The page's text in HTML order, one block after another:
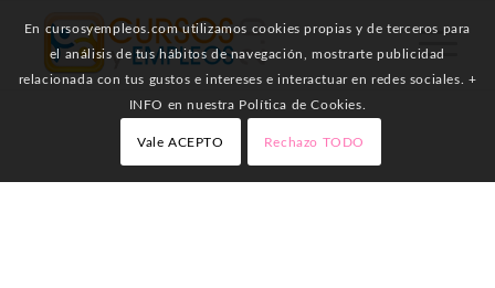
En cursosyempleos.com utilizamos cookies propias y de terceros para
el análisis de tus hábitos de navegación, mostrarte publicidad
relacionada con tus gustos e intereses e interactuar en redes sociales. +
INFO en nuestra Política de Cookies.
Vale ACEPTO Rechazo TODO